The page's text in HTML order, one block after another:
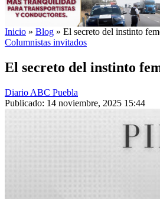
Inicio » Blog » El secreto del instinto
Columnistas invitados
El secreto del instinto
Diario ABC Puebla
Publicado: 14 noviembre, 2025 15:44